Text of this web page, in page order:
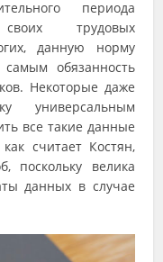
периода
трудовых
данную норму
обязанность
Некоторые даже
универсальным
все такие данные
считает Костян,
поскольку велика
данных в случае